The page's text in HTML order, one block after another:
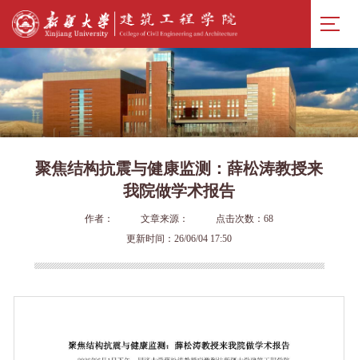
聚焦结构抗震与健康监测：薛松涛教授来
我院做学术报告
作者： 文章来源： 点击次数： 68
更新时间：26/06/04 17:50